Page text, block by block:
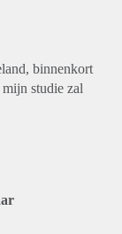
binnenkort
studie zal